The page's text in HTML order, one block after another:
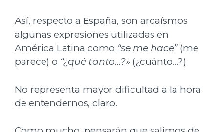
Así, respecto a España, son arcaísmos
algunas expresiones utilizadas en
América Latina como “se me hace”(me
parece) o “¿qué tanto…?» (¿cuánto…?)
No representa mayor dificultad a la hora
de entendernos, claro.